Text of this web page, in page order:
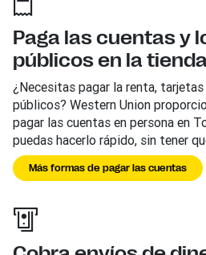
Paga las cuentas y
públicos en la
¿Necesitas pagar la renta,
públicos? Western Union
pagar las cuentas en persona en
puedas hacerlo rápido, sin tener
Más formas de pagar las cuentas